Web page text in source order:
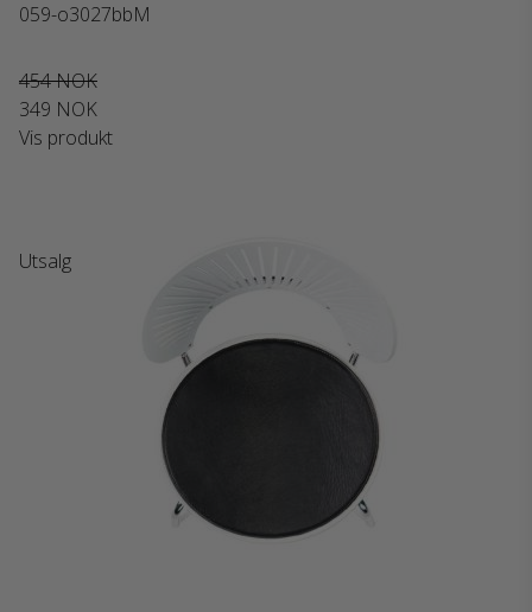
059-o3027bbM
454 NOK
349 NOK
Vis produkt
Utsalg